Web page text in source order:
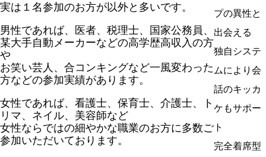
実は１名参加のお方が以外と多いです。
男性であれば、医者、税理士、国家公務員、
某大手自動メーカーなどの高学歴高収入の方
や
お笑い芸人、合コンキングなど一風変わった
方などの参加実績があります。
女性であれば、看護士、保育士、介護士、ト
リマ、ネイル、美容師など
女性ならではの細やかな職業のお方に多数ご
参加いただいております。
プの異性と
出会える
独自システ
ムにより会
話のキッカ
ケもサポー
ト
完全着席型